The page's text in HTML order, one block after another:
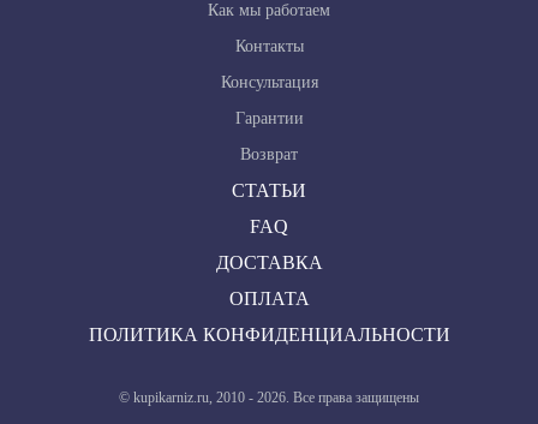
Как мы работаем
Контакты
Консультация
Гарантии
Возврат
СТАТЬИ
FAQ
ДОСТАВКА
ОПЛАТА
ПОЛИТИКА КОНФИДЕНЦИАЛЬНОСТИ
© kupikarniz.ru, 2010 - 2026. Все права защищены